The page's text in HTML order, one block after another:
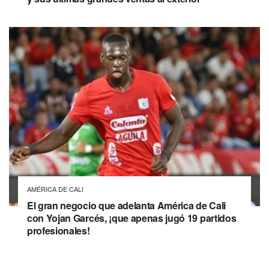
AMÉRICA DE CALI
El gran negocio que adelanta América de Cali
con Yojan Garcés, ¡que apenas jugó 19 partidos
profesionales!